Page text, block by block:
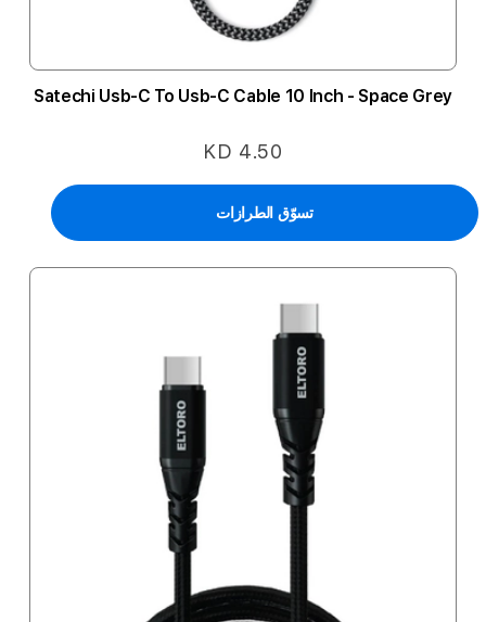
Satechi Usb-C To Usb-C Cable 10 Inch - Space Grey
KD 4.50
تسوّق الطرازات